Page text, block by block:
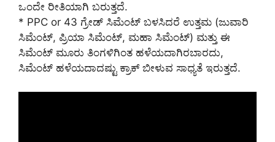
ಒಂದೇ ರೀತಿಯಾಗಿ ಬರುತ್ತದೆ.
* PPC or 43 ಗ್ರೇಡ್ ಸಿಮೆಂಟ್ ಬಳಸಿದರೆ ಉತ್ತಮ (ಜುವಾರಿ
ಸಿಮೆಂಟ್, ಪ್ರಿಯಾ ಸಿಮೆಂಟ್, ಮಹಾ ಸಿಮೆಂಟ್) ಮತ್ತು ಈ
ಸಿಮೆಂಟ್ ಮೂರು ತಿಂಗಳಿಗಿಂತ ಹಳೆಯದಾಗಿರಬಾರದು,
ಸಿಮೆಂಟ್ ಹಳೆಯದಾದಷ್ಟು ಕ್ರಾಕ್ ಬೀಳುವ ಸಾಧ್ಯತೆ ಇರುತ್ತದೆ.